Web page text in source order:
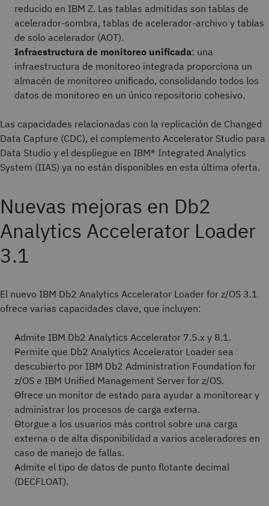
reducido en IBM Z. Las tablas admitidas son tablas de
acelerador-sombra, tablas de acelerador-archivo y tablas
de solo acelerador (AOT).
Infraestructura de monitoreo unificada: una
infraestructura de monitoreo integrada proporciona un
almacén de monitoreo unificado, consolidando todos los
datos de monitoreo en un único repositorio cohesivo.
Las capacidades relacionadas con la replicación de Changed
Data Capture (CDC), el complemento Accelerator Studio para
Data Studio y el despliegue en IBM® Integrated Analytics
System (IIAS) ya no están disponibles en esta última oferta.
Nuevas mejoras en Db2
Analytics Accelerator Loader
3.1
El nuevo IBM Db2 Analytics Accelerator Loader for z/OS 3.1
ofrece varias capacidades clave, que incluyen:
Admite IBM Db2 Analytics Accelerator 7.5.x y 8.1.
Permite que Db2 Analytics Accelerator Loader sea
descubierto por IBM Db2 Administration Foundation for
z/OS e IBM Unified Management Server for z/OS.
Ofrece un monitor de estado para ayudar a monitorear y
administrar los procesos de carga externa.
Otorgue a los usuarios más control sobre una carga
externa o de alta disponibilidad a varios aceleradores en
caso de manejo de fallas.
Admite el tipo de datos de punto flotante decimal
(DECFLOAT).